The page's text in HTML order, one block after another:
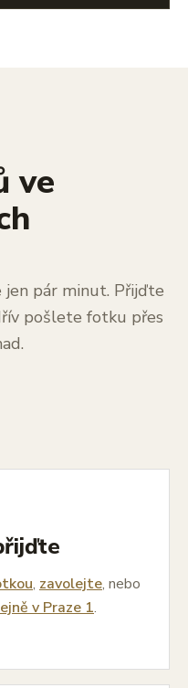
ve
jen pár minut. Přijďte
pošlete fotku přes
, zavolejte, nebo
v Praze 1.